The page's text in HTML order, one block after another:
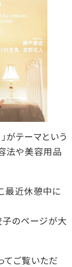
がテーマという
法や美容用品
最近休憩中に
子のページが大
てご覧いただ